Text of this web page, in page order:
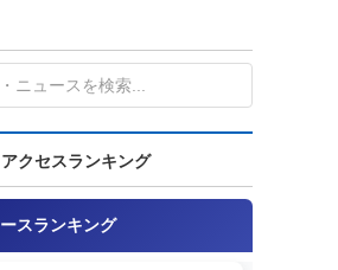
クセスランキング
スランキング